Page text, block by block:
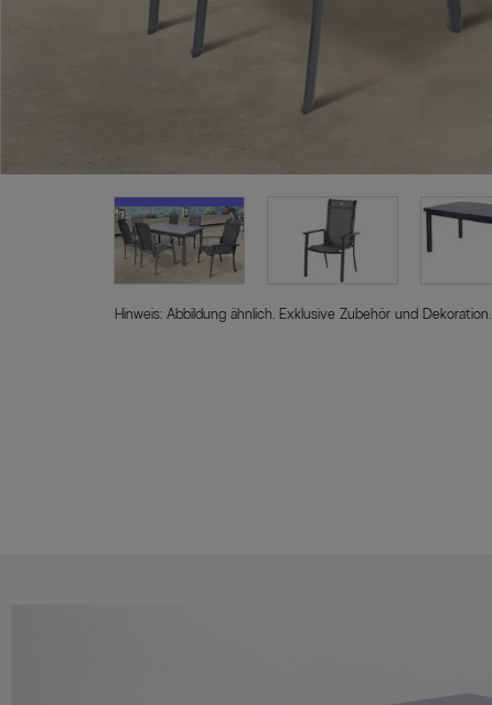
Hinweis: Abbildung ähnlich. Exklusive Zubehör und